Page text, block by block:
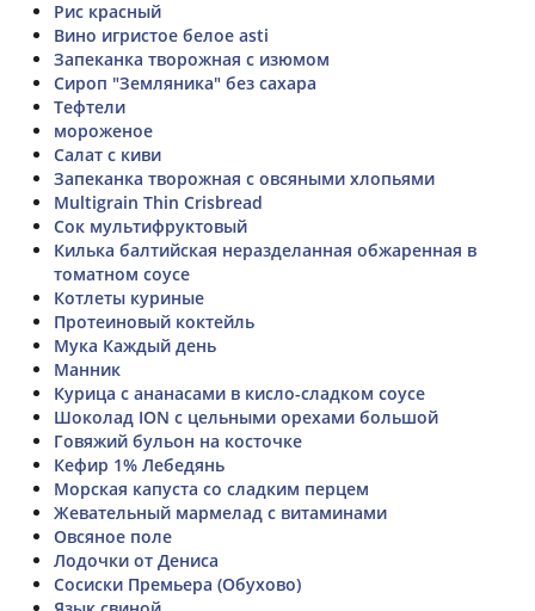
Рис красный
Вино игристое белое asti
Запеканка творожная с изюмом
Сироп "Земляника" без сахара
Тефтели
мороженое
Салат с киви
Запеканка творожная с овсяными хлопьями
Multigrain Thin Crisbread
Сок мультифруктовый
Килька балтийская неразделанная обжаренная в
томатном соусе
Котлеты куриные
Протеиновый коктейль
Мука Каждый день
Манник
Курица с ананасами в кисло-сладком соусе
Шоколад ION с цельными орехами большой
Говяжий бульон на косточке
Кефир 1% Лебедянь
Морская капуста со сладким перцем
Жевательный мармелад с витаминами
Овсяное поле
Лодочки от Дениса
Сосиски Премьера (Обухово)